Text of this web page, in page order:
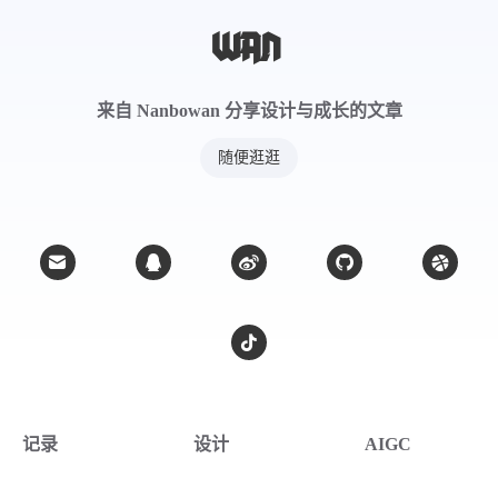
《中药大辞典》
为苦木科植物鸦胆子的果实。秋季果实成熟时采
生长在草地、灌木丛中及路旁向阳处。分布福
建、广西、云南、台湾、广东等地。主产广东、
来自 Nanbowan 分享设计与成长的文章
随便逛逛
记录 设计 AIGC